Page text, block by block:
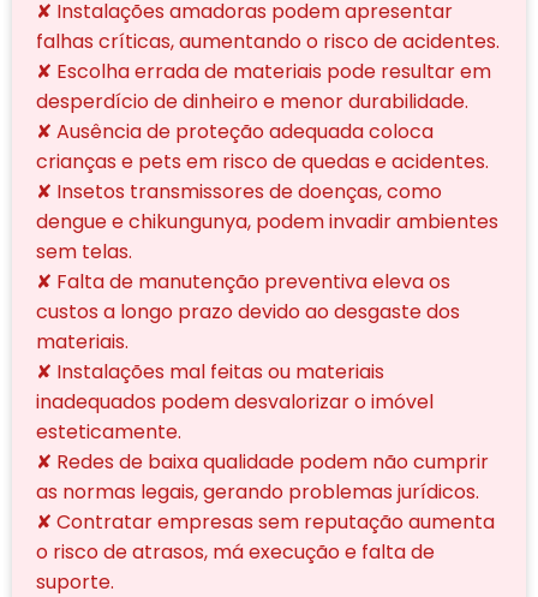
✘ Instalações amadoras podem apresentar
falhas críticas, aumentando o risco de acidentes.
✘ Escolha errada de materiais pode resultar em
desperdício de dinheiro e menor durabilidade.
✘ Ausência de proteção adequada coloca
crianças e pets em risco de quedas e acidentes.
✘ Insetos transmissores de doenças, como
dengue e chikungunya, podem invadir ambientes
sem telas.
✘ Falta de manutenção preventiva eleva os
custos a longo prazo devido ao desgaste dos
materiais.
✘ Instalações mal feitas ou materiais
inadequados podem desvalorizar o imóvel
esteticamente.
✘ Redes de baixa qualidade podem não cumprir
as normas legais, gerando problemas jurídicos.
✘ Contratar empresas sem reputação aumenta
o risco de atrasos, má execução e falta de
suporte.